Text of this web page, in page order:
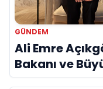
GÜNDEM
Ali Emre
Bakanı ve
Bir Araya